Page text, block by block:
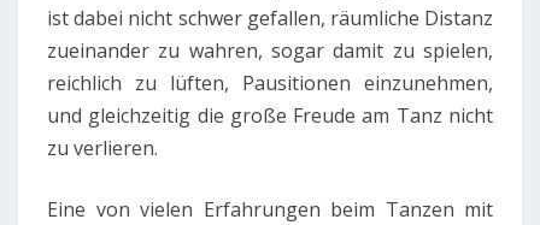
ist dabei nicht schwer gefallen, räumliche Distanz
zueinander zu wahren, sogar damit zu spielen,
reichlich zu lüften, Pausitionen einzunehmen,
und gleichzeitig die große Freude am Tanz nicht
zu verlieren.
Eine von vielen Erfahrungen beim Tanzen mit